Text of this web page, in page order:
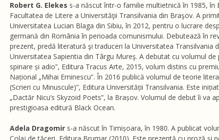
Robert G. Elekes s-a născut într-o familie multietnică în 1985, în
Facultatea de Litere a Universităţii Transilvania din Braşov. A
Universitatea Lucian Blaga din Sibiu, în 2012, pentru o lucrare
germană din România în perioada comunismului. Debutează în
prezent, predă literatură şi traduceri la Universitatea Transilvania
Universitatea Sapientia din Târgu Mureş. A debutat cu volumul de
spinare și adio”, Editura Tracus Arte, 2015, volum distins cu
Național „Mihai Eminescu”. În 2016 publică volumul de teorie
(Scrieri cu Minuscule)”, Editura Universității Transilvania. Este
„Dactăr Nicu’s Skyzoid Poets”, la Brașov. Volumul de debut îi va
prestigioasa editură Black Ocean.
Adela Dragomir s-a născut în Timișoara, în 1980. A publicat